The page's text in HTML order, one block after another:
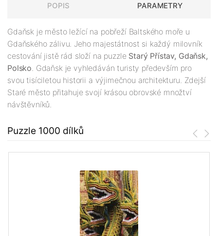
POPIS PARAMETRY
Gdaňsk je město ležící na pobřeží Baltského moře u
Gdaňského zálivu. Jeho majestátnost si každý milovník
cestování jistě rád složí na puzzle Starý Přístav, Gdaňsk,
Polsko. Gdaňsk je vyhledáván turisty především pro
svou tisíciletou historii a výjimečnou architekturu. Zdejší
Staré město přitahuje svojí krásou obrovské množtví
návštěvníků.
Puzzle 1000 dílků